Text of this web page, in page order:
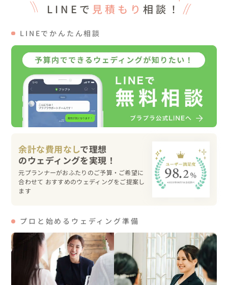
LINEで 見積もり 相談！
LINEでかんたん相談
余計な費用なしで理想
元プランナーがおふたりのご予算・ご希望に
合わせて おすすめのウェディングをご提案し
ます
プロと始めるウェディング準備